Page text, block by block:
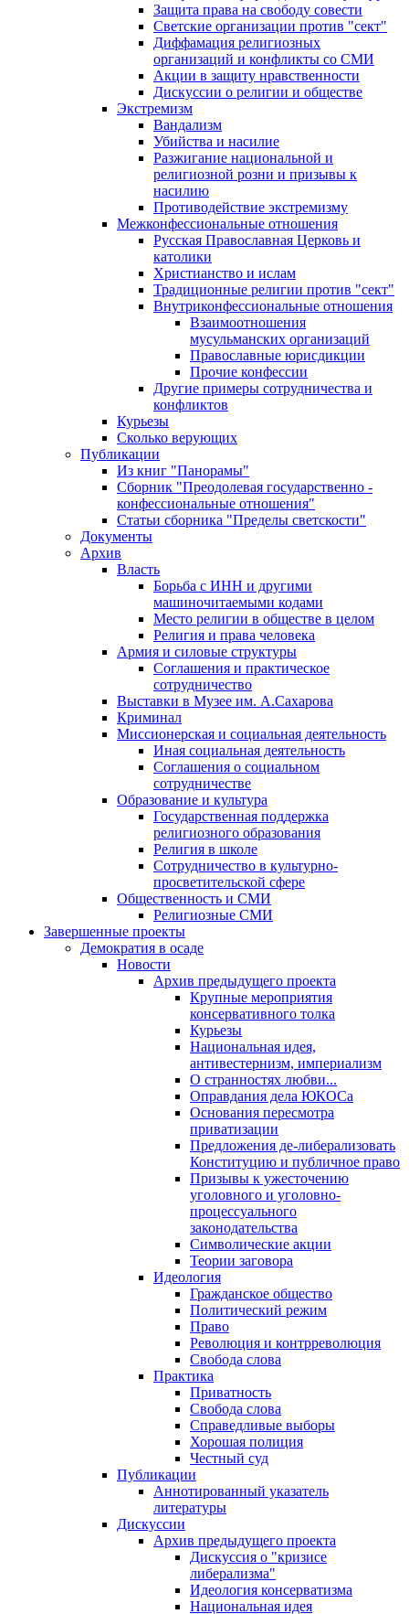
Защита права на свободу совести
Светские организации против "сект"
Диффамация религиозных
организаций и конфликты со СМИ
Акции в защиту нравственности
Дискуссии о религии и обществе
Экстремизм
Вандализм
Убийства и насилие
Разжигание национальной и
религиозной розни и призывы к
насилию
Противодействие экстремизму
Межконфессиональные отношения
Русская Православная Церковь и
католики
Христианство и ислам
Традиционные религии против "сект"
Внутриконфессиональные отношения
Взаимоотношения
мусульманских организаций
Православные юрисдикции
Прочие конфессии
Другие примеры сотрудничества и
конфликтов
Курьезы
Сколько верующих
Публикации
Из книг "Панорамы"
Сборник "Преодолевая государственно -
конфессиональные отношения"
Статьи сборника "Пределы светскости"
Документы
Архив
Власть
Борьба с ИНН и другими
машиночитаемыми кодами
Место религии в обществе в целом
Религия и права человека
Армия и силовые структуры
Соглашения и практическое
сотрудничество
Выставки в Музее им. А.Сахарова
Криминал
Миссионерская и социальная деятельность
Иная социальная деятельность
Соглашения о социальном
сотрудничестве
Образование и культура
Государственная поддержка
религиозного образования
Религия в школе
Сотрудничество в культурно-
просветительской сфере
Общественность и СМИ
Религиозные СМИ
Завершенные проекты
Демократия в осаде
Новости
Архив предыдущего проекта
Крупные мероприятия
консервативного толка
Курьезы
Национальная идея,
антивестернизм, империализм
О странностях любви...
Оправдания дела ЮКОСа
Основания пересмотра
приватизации
Предложения де-либерализовать
Конституцию и публичное право
Призывы к ужесточению
уголовного и уголовно-
процессуального
законодательства
Символические акции
Теории заговора
Идеология
Гражданское общество
Политический режим
Право
Революция и контрреволюция
Свобода слова
Практика
Приватность
Свобода слова
Справедливые выборы
Хорошая полиция
Честный суд
Публикации
Аннотированный указатель
литературы
Дискуссии
Архив предыдущего проекта
Дискуссия о "кризисе
либерализма"
Идеология консерватизма
Национальная идея